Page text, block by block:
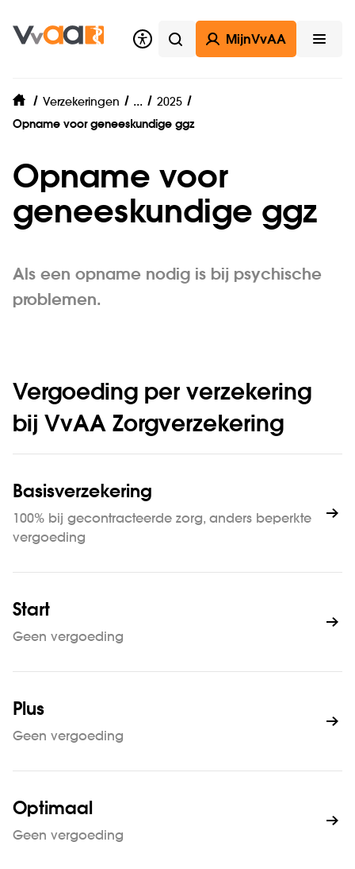
Zoeken
MijnVvAA
home
Verzekeringen ... Zorgverzekering
2025
Opname voor geneeskundige ggz
Opname voor
geneeskundige ggz
Als een opname nodig is bij psychische
problemen.
Vergoeding per verzekering
bij VvAA Zorgverzekering
Basisverzekering
100% bij gecontracteerde zorg, anders beperkte
vergoeding
Start
Geen vergoeding
Plus
Geen vergoeding
Optimaal
Geen vergoeding